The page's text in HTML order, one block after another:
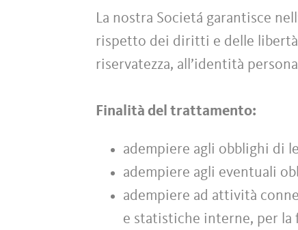
La nostra Societá garantisce
rispetto dei diritti e delle
riservatezza, all’identità
Finalità del trattamento:
adempiere agli obblighi di
adempiere agli eventuali
adempiere ad attività
e statistiche interne, per